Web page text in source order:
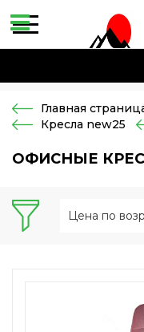
Главная
Кресла new25
ОФИСНЫЕ
Цена по